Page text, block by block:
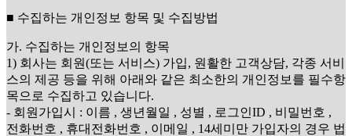
■ 수집하는 개인정보 항목 및 수집방법
가. 수집하는 개인정보의 항목
1) 회사는 회원(또는 서비스) 가입, 원활한 고객상담, 각종 서비
스의 제공 등을 위해 아래와 같은 최소한의 개인정보를 필수항
목으로 수집하고 있습니다.
- 회원가입시 : 이름 , 생년월일 , 성별 , 로그인ID , 비밀번호 ,
전화번호 , 휴대전화번호 , 이메일 , 14세미만 가입자의 경우 법